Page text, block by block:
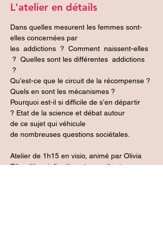
L'atelier en détails
Dans quelles mesurent les femmes sont-
elles concernées par
les  addictions  ?  Comment  naissent-elles
?  Quelles sont les différentes  addictions
?
Qu’est-ce que le circuit de la récompense ?
Quels en sont les mécanismes ?
Pourquoi est-il si difficile de s’en départir
? Etat de la science et débat autour
de ce sujet qui véhicule
de nombreuses questions sociétales.
Atelier de 1h15 en visio, animé par Olivia
Ribardière, infirmière et consultante en